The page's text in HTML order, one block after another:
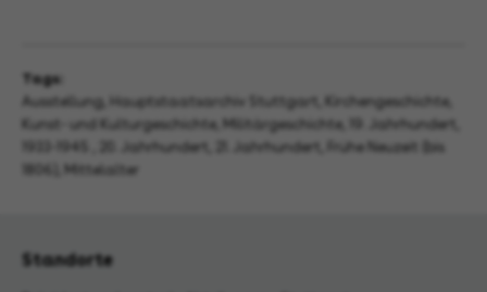
Tags:
Ausstellung
Hauptstaatsarchiv Stuttgart Kirchengeschichte
Kunst- und Kulturgeschichte Militärgeschichte 19. Jahrhundert
1933-1945
20. Jahrhundert 21. Jahrhundert
Frühe Neuzeit (bis
1806)
Mittelalter
Standorte